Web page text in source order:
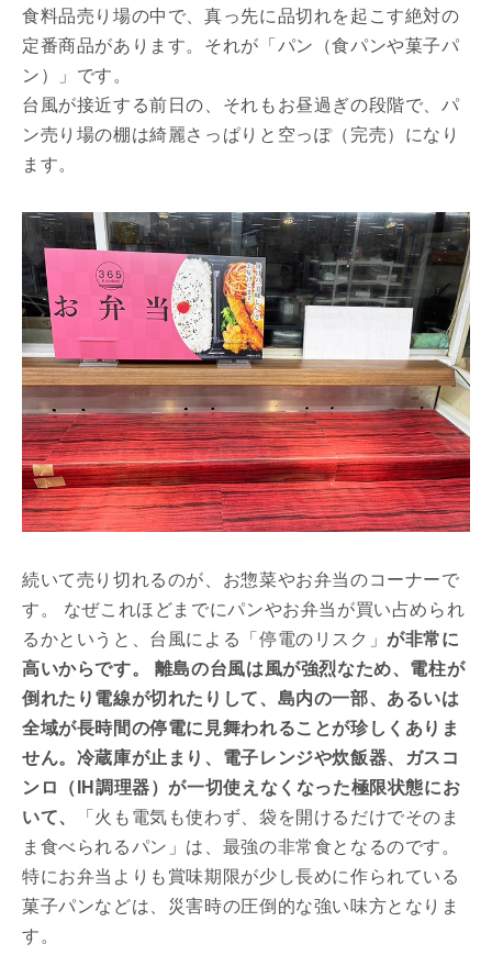
食料品売り場の中で、真っ先に品切れを起こす絶対の
定番商品があります。それが「パン（食パンや菓子パ
ン）」です。
台風が接近する前日の、それもお昼過ぎの段階で、パ
ン売り場の棚は綺麗さっぱりと空っぽ（完売）になり
ます。
続いて売り切れるのが、お惣菜やお弁当のコーナーで
す。 なぜこれほどまでにパンやお弁当が買い占められ
るかというと、台風による「停電のリスク」 が非常に
高いからです。 離島の台風は風が強烈なため、電柱が
倒れたり電線が切れたりして、島内の一部、あるいは
全域が長時間の停電に見舞われることが珍しくありま
せん。冷蔵庫が止まり、電子レンジや炊飯器、ガスコ
ンロ（IH調理器）が一切使えなくなった極限状態にお
いて、
「火も電気も使わず、袋を開けるだけでそのま
ま食べられるパン」は、最強の非常食となるのです。
特にお弁当よりも賞味期限が少し長めに作られている
菓子パンなどは、災害時の圧倒的な強い味方となりま
す。